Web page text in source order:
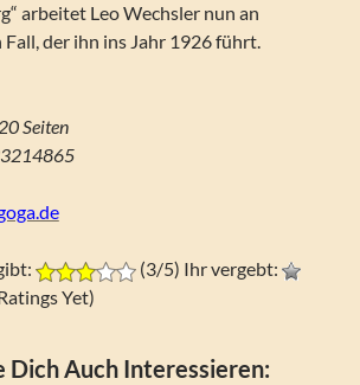
arbeitet Leo Wechsler nun an
der ihn ins Jahr 1926 führt.
Seiten
(3/5) Ihr vergebt:
Yet)
Dich Auch Interessieren: